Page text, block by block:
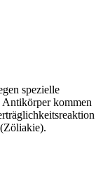
spezielle
kommen